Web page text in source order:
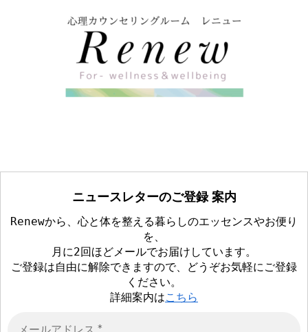
ニュースレターのご登録 案内
Renewから、心と体を整える暮らしのエッセンスやお便り
を、
月に2回ほどメールでお届けしています。
ご登録は自由に解除できますので、どうぞお気軽にご登録
ください。
詳細案内はこちら